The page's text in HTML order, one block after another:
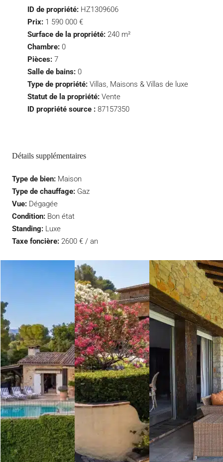
ID de propriété: HZ1309606
Prix: 1 590 000 €
Surface de la propriété: 240 m²
Chambre: 0
Pièces: 7
Salle de bains: 0
Type de propriété: Villas, Maisons & Villas de luxe
Statut de la propriété: Vente
ID propriété source : 87157350
Détails supplémentaires
Type de bien: Maison
Type de chauffage: Gaz
Vue: Dégagée
Condition: Bon état
Standing: Luxe
Taxe foncière: 2600 € / an